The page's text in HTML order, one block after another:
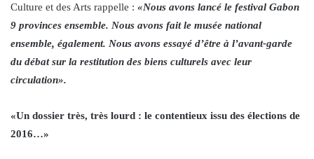
Culture et des Arts rappelle : «Nous avons lancé le festival Gabon
9 provinces ensemble. Nous avons fait le musée national
ensemble, également. Nous avons essayé d’être à l’avant-garde
du débat sur la restitution des biens culturels avec leur
circulation».
«Un dossier très, très lourd : le contentieux issu des élections de
2016…»